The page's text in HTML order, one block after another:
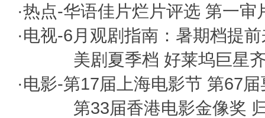
·热点-华语佳片烂片评选 第一审
·电视-6月观剧指南：暑期档提
美剧夏季档 好莱坞巨星
·电影-第17届上海电影节 第67
第33届香港电影金像奖